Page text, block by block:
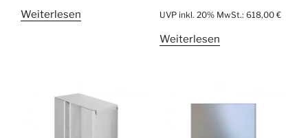
Weiterlesen UVP inkl. 20% MwSt.: 618,00 €
Weiterlesen